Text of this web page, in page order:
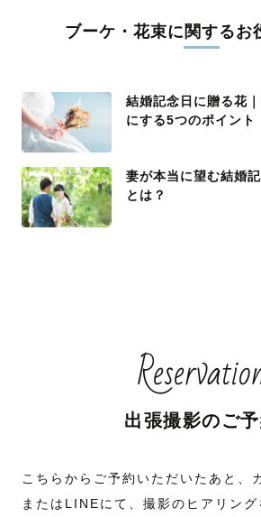
ブーケ・花束に関するお
結婚記念日に贈る花
にする5つのポイント
妻が本当に望む結婚
とは？
出張撮影のご
こちらからご予約いただいたあと、
またはLINEにて、撮影のヒアリング